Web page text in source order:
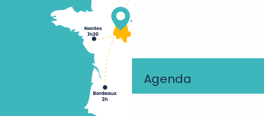
Agenda